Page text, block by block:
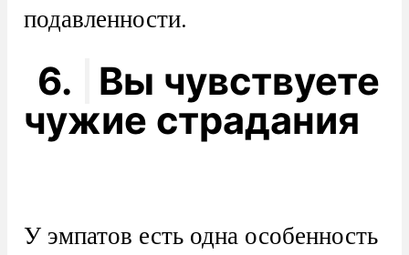
подавленности.
6.
Вы чувствуете
чужие страдания
У эмпатов есть одна особенность